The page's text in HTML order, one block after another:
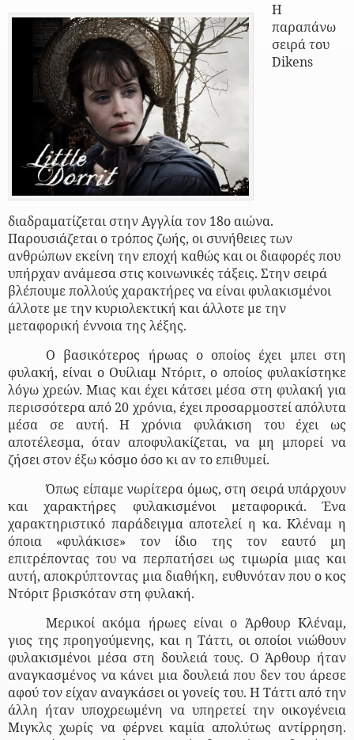
Η
παραπάνω
σειρά του
Dikens
διαδραματίζεται στην Αγγλία τον 18ο αιώνα.
Παρουσιάζεται ο τρόπος ζωής, οι συνήθειες των
ανθρώπων εκείνη την εποχή καθώς και οι διαφορές που
υπήρχαν ανάμεσα στις κοινωνικές τάξεις. Στην σειρά
βλέπουμε πολλούς χαρακτήρες να είναι φυλακισμένοι
άλλοτε με την κυριολεκτική και άλλοτε με την
μεταφορική έννοια της λέξης.
Ο βασικότερος ήρωας ο οποίος έχει μπει στη
φυλακή, είναι ο Ουίλιαμ Ντόριτ, ο οποίος φυλακίστηκε
λόγω χρεών. Μιας και έχει κάτσει μέσα στη φυλακή για
περισσότερα από 20 χρόνια, έχει προσαρμοστεί απόλυτα
μέσα σε αυτή. Η χρόνια φυλάκιση του έχει ως
αποτέλεσμα, όταν αποφυλακίζεται, να μη μπορεί να
ζήσει στον έξω κόσμο όσο κι αν το επιθυμεί.
Όπως είπαμε νωρίτερα όμως, στη σειρά υπάρχουν
και χαρακτήρες φυλακισμένοι μεταφορικά. Ένα
χαρακτηριστικό παράδειγμα αποτελεί η κα. Κλέναμ η
όποια «φυλάκισε» τον ίδιο της τον εαυτό μη
επιτρέποντας του να περπατήσει ως τιμωρία μιας και
αυτή, αποκρύπτοντας μια διαθήκη, ευθυνόταν που ο κος
Ντόριτ βρισκόταν στη φυλακή.
Μερικοί ακόμα ήρωες είναι ο Άρθουρ Κλέναμ,
γιος της προηγούμενης, και η Τάττι, οι οποίοι νιώθουν
φυλακισμένοι μέσα στη δουλειά τους. Ο Άρθουρ ήταν
αναγκασμένος να κάνει μια δουλειά που δεν του άρεσε
αφού τον είχαν αναγκάσει οι γονείς του. Η Τάττι από την
άλλη ήταν υποχρεωμένη να υπηρετεί την οικογένεια
Μιγκλς χωρίς να φέρνει καμία απολύτως αντίρρηση.